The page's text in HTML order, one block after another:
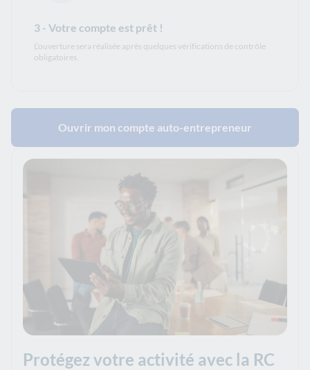
3 - Votre compte est prêt !
L’ouverture sera réalisée après quelques vérifications de contrôle
obligatoires.
Ouvrir mon compte auto-entrepreneur
Protégez votre activité avec la RC